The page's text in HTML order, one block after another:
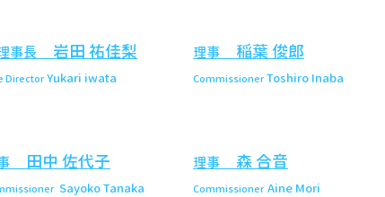
事長 岩田 祐佳梨
DirectorYukari iwata
理事 稲葉 俊郎
CommissionerToshiro Inaba
田中 佐代子
Sayoko Tanaka
理事 森 合音
CommissionerAine Mori